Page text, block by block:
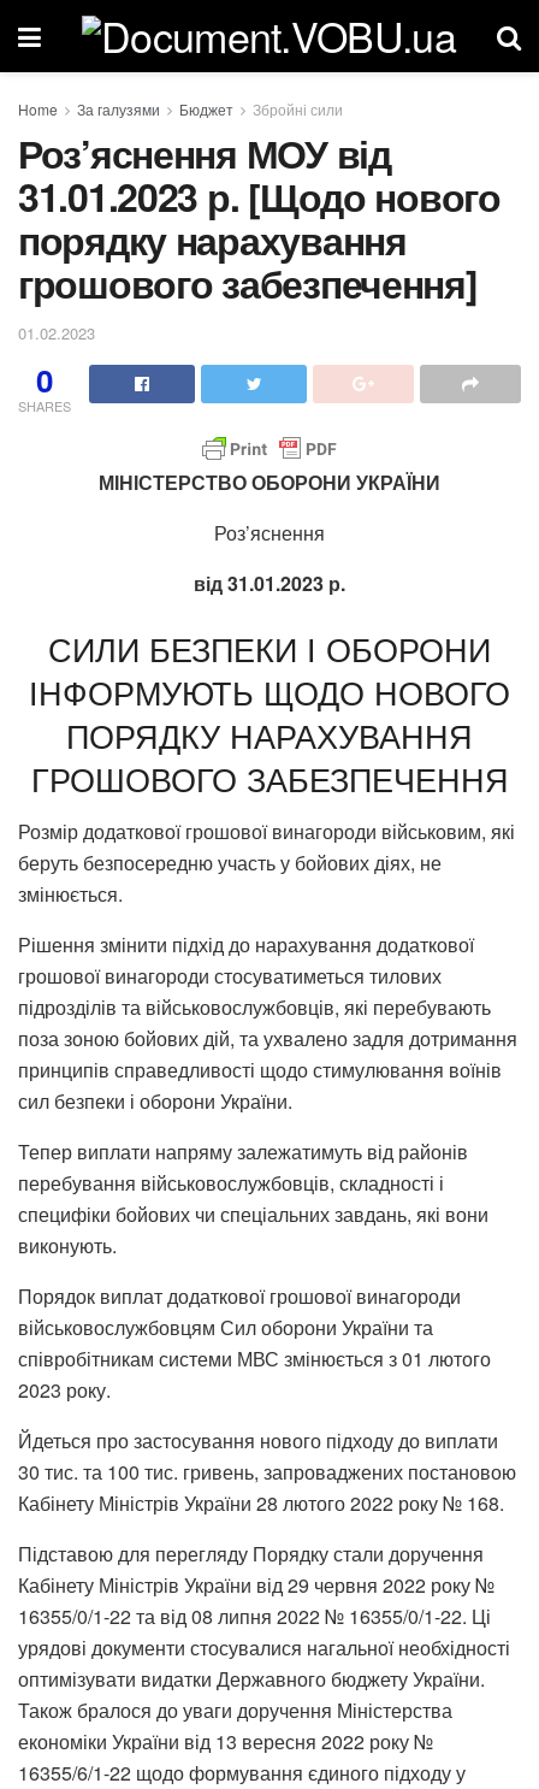
Home За галузями Бюджет Збройні сили
Роз’яснення МОУ від
31.01.2023 р. [Щодо нового
порядку нарахування
грошового забезпечення]
01.02.2023
0
SHARES
МІНІСТЕРСТВО ОБОРОНИ УКРАЇНИ
Роз’яснення
від 31.01.2023 р.
СИЛИ БЕЗПЕКИ І ОБОРОНИ
ІНФОРМУЮТЬ ЩОДО НОВОГО
ПОРЯДКУ НАРАХУВАННЯ
ГРОШОВОГО ЗАБЕЗПЕЧЕННЯ
Розмір додаткової грошової винагороди військовим, які
беруть безпосередню участь у бойових діях, не
змінюється.
Рішення змінити підхід до нарахування додаткової
грошової винагороди стосуватиметься тилових
підрозділів та військовослужбовців, які перебувають
поза зоною бойових дій, та ухвалено задля дотримання
принципів справедливості щодо стимулювання воїнів
сил безпеки і оборони України.
Тепер виплати напряму залежатимуть від районів
перебування військовослужбовців, складності і
специфіки бойових чи спеціальних завдань, які вони
виконують.
Порядок виплат додаткової грошової винагороди
військовослужбовцям Сил оборони України та
співробітникам системи МВС змінюється з 01 лютого
2023 року.
Йдеться про застосування нового підходу до виплати
30 тис. та 100 тис. гривень, запроваджених постановою
Кабінету Міністрів України 28 лютого 2022 року № 168.
Підставою для перегляду Порядку стали доручення
Кабінету Міністрів України від 29 червня 2022 року №
16355/0/1-22 та від 08 липня 2022 № 16355/0/1-22. Ці
урядові документи стосувалися нагальної необхідності
оптимізувати видатки Державного бюджету України.
Також бралося до уваги доручення Міністерства
економіки України від 13 вересня 2022 року №
16355/6/1-22 щодо формування єдиного підходу у